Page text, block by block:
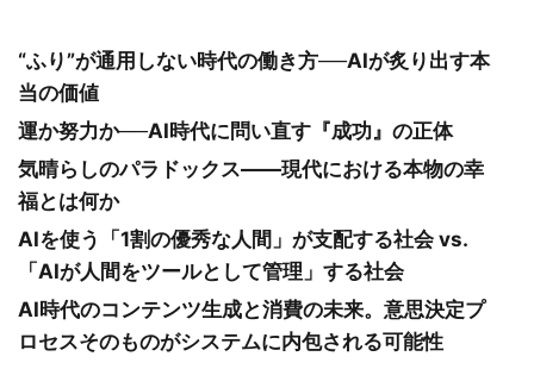
“ふり”が通用しない時代の働き方──AIが炙り出す本
当の価値
運か努力か──AI時代に問い直す『成功』の正体
気晴らしのパラドックス――現代における本物の幸
福とは何か
AIを使う「1割の優秀な人間」が支配する社会 vs.
「AIが人間をツールとして管理」する社会
AI時代のコンテンツ生成と消費の未来。意思決定プ
ロセスそのものがシステムに内包される可能性